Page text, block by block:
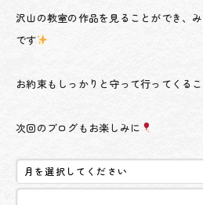
沢山の教室の作品を見ることができ、
です
お約束もしっかりと守って行ってくる
次回のブログもお楽しみに